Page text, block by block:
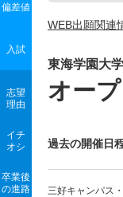
WEB出願関連
偏差値
入試
志望
理由
イチ
オシ
卒業後
の進路
東海学園大
オー
過去の開催日
三好キャンパス